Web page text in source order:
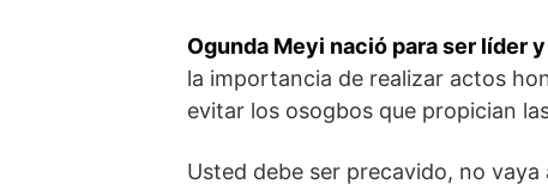
Ogunda Meyi nació para ser líder
la importancia de realizar actos
evitar los osogbos que propician
Usted debe ser precavido, no